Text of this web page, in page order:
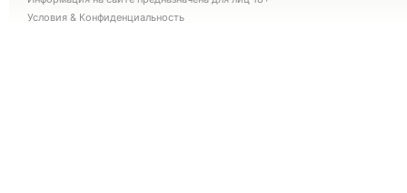
Условия & Конфиденциальность